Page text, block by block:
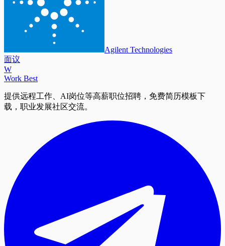
Agilent Technologies
面议
W
Work Best
提供远程工作、AI岗位等高薪职位招聘，免费简历模板下
载，职业发展社区交流。